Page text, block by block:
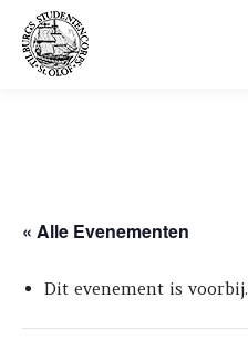
« Alle Evenementen
Dit evenement is voorbij.